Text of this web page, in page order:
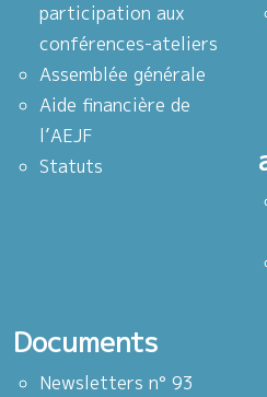
participation aux
conférences-ateliers
Assemblée générale
Aide financière de
l’AEJF
Statuts
Documents
Newsletters n° 93